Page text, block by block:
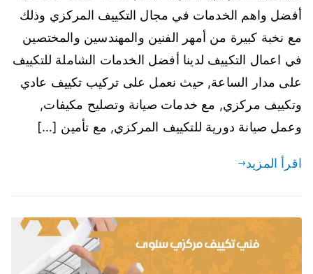
أفضل واهم الخدمات في مجال التكييف المركزي وذلك
مع نخبة كبيرة من أمهر الفنين والمهندسين والمختصين
في اعمال التكييف لدينا أفضل الخدمات الشاملة للتكييف
على مدار الساعة, حيث نعمل على تركيب تكييف عادي
وتكييف مركزي, مع خدمات صيانة وتصليح مكيفات,
وعمل صيانة دورية للتكييف المركزي, مع تأمين […]
اقرأ المزيد